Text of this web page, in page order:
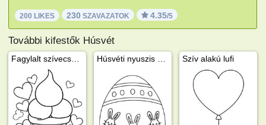
200 LIKES 230 SZAVAZATOK 4.35/5
További kifestők Húsvét
Szív alakú lufi